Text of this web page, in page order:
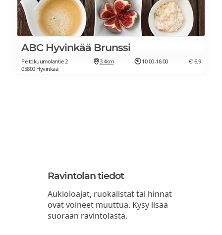
ABC Hyvinkää Brunssi
Peltokuumolantie 2
05800 Hyvinkää
3.4km 10:00-16:00 €16.9
Ravintolan tiedot
Aukioloajat, ruokalistat tai hinnat
ovat voineet muuttua. Kysy lisää
suoraan ravintolasta.